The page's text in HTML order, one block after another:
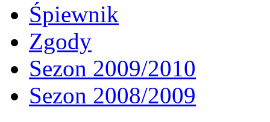
Śpiewnik
Zgody
Sezon 2009/2010
Sezon 2008/2009